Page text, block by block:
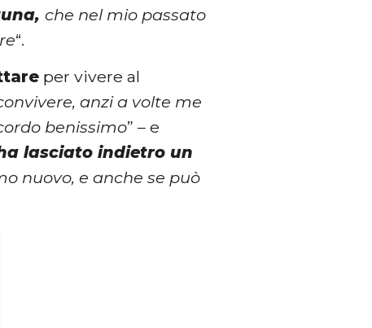
che nel mio passato
“.
per vivere al
anzi a volte me
benissimo” – e
lasciato indietro un
nuovo, e anche se può